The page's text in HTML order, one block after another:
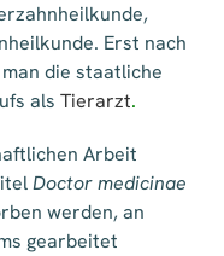
Erst nach
die staatliche
als Tierarzt.
Arbeit
Doctor medicinae
werden, an
gearbeitet